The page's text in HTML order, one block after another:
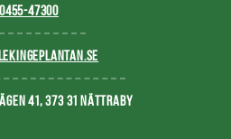
0455-47300
41, 373 31 NÄTTRABY